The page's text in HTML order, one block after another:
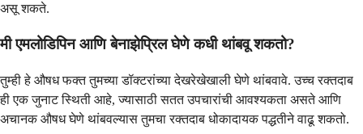
असू शकते.
मी एमलोडिपिन आणि बेनाझेप्रिल घेणे कधी थांबवू शकतो?
तुम्ही हे औषध फक्त तुमच्या डॉक्टरांच्या देखरेखेखाली घेणे थांबवावे. उच्च रक्तदाब
ही एक जुनाट स्थिती आहे, ज्यासाठी सतत उपचारांची आवश्यकता असते आणि
अचानक औषध घेणे थांबवल्यास तुमचा रक्तदाब धोकादायक पद्धतीने वाढू शकतो.